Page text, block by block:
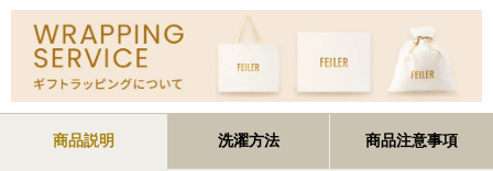
商品説明 洗濯方法 商品注意事項